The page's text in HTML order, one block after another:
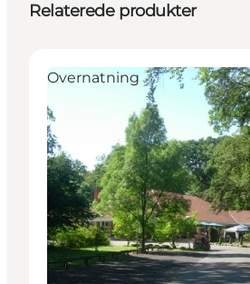
Relaterede produkter
Overnatning